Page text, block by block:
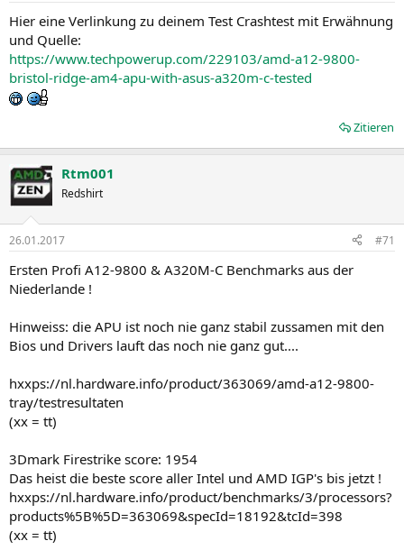
Hier eine Verlinkung zu deinem Test Crashtest mit Erwähnung
und Quelle:
https://www.techpowerup.com/229103/amd-a12-9800-
bristol-ridge-am4-apu-with-asus-a320m-c-tested
Zitieren
Rtm001
Redshirt
26.01.2017 #71
Ersten Profi A12-9800 & A320M-C Benchmarks aus der
Niederlande !
Hinweiss: die APU ist noch nie ganz stabil zussamen mit den
Bios und Drivers lauft das noch nie ganz gut....
hxxps://nl.hardware.info/product/363069/amd-a12-9800-
tray/testresultaten
(xx = tt)
3Dmark Firestrike score: 1954
Das heist die beste score aller Intel und AMD IGP's bis jetzt !
hxxps://nl.hardware.info/product/benchmarks/3/processors?
products%5B%5D=363069&specId=18192&tcId=398
(xx = tt)